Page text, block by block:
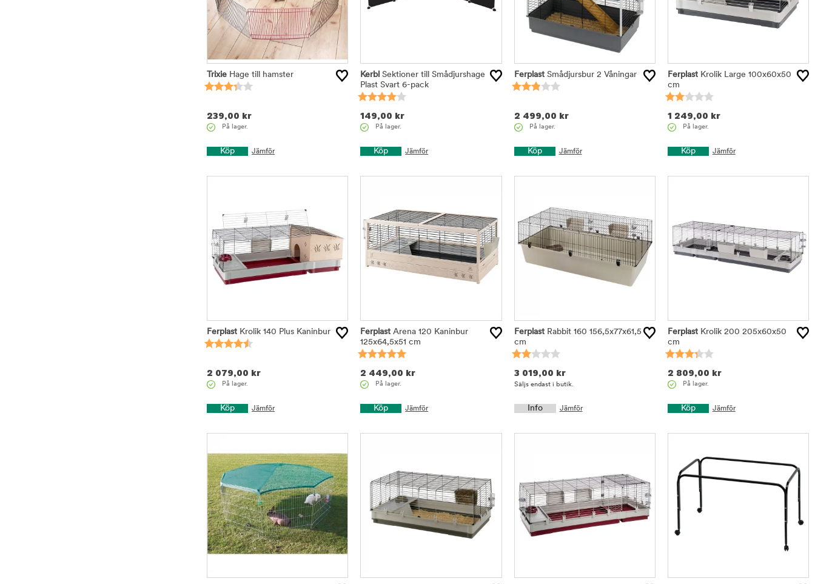
Trixie Hage till hamster
239,00 kr
På lager.
Köp Jämför
Kerbl Sektioner till Smådjurshage
Plast Svart 6-pack
149,00 kr
På lager.
Köp Jämför
FerplastSmådjursbur 2 Våningar
2 499,00 kr
På lager.
Köp Jämför
FerplastKrolik Large 100x60x50
cm
1 249,00 kr
På lager.
Köp Jämför
Ferplast Krolik 140 Plus Kaninbur
2 079,00 kr
På lager.
Köp Jämför
Ferplast Arena 120 Kaninbur
125x64,5x51 cm
2 449,00 kr
På lager.
Köp Jämför
FerplastRabbit 160 156,5x77x61,5
cm
3 019,00 kr
Säljs endast i butik.
Info Jämför
FerplastKrolik 200 205x60x50
cm
2 809,00 kr
På lager.
Köp Jämför